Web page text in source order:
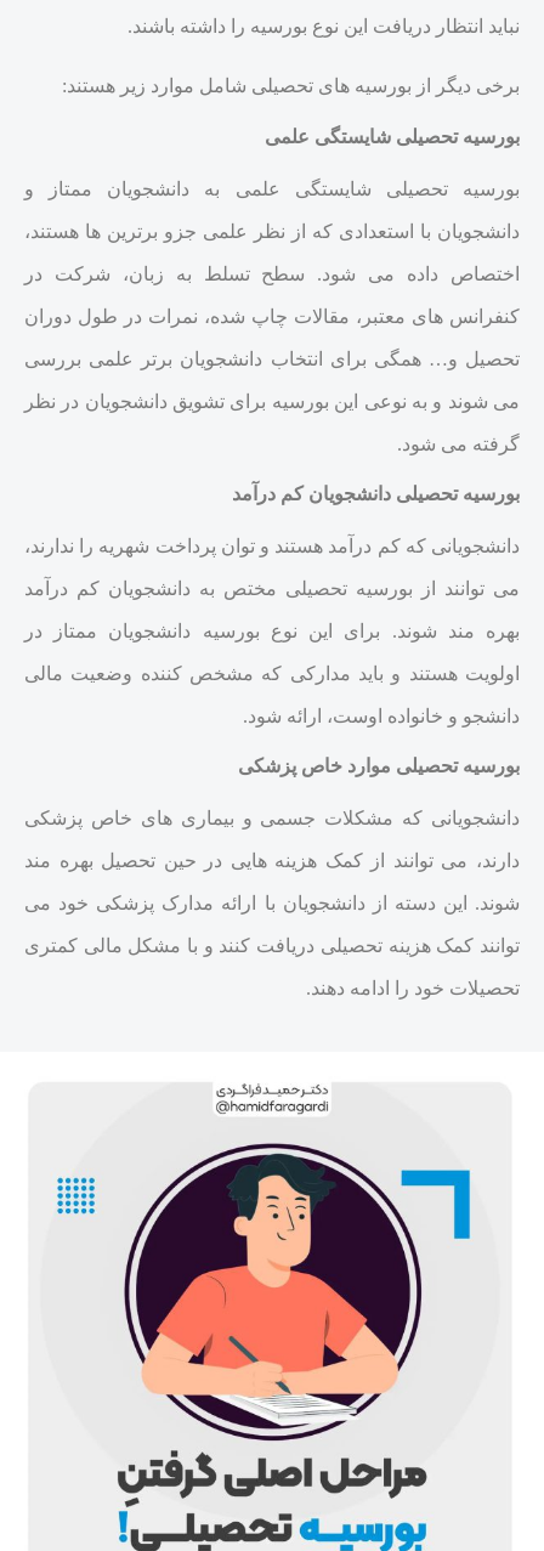
نباید انتظار دریافت این نوع بورسیه را داشته باشند.
برخی دیگر از بورسیه های تحصیلی شامل موارد زیر هستند:
بورسیه تحصیلی شایستگی علمی
بورسیه تحصیلی شایستگی علمی به دانشجویان ممتاز و
دانشجویان با استعدادی که از نظر علمی جزو برترین ها هستند،
اختصاص داده می شود. سطح تسلط به زبان، شرکت در
کنفرانس های معتبر، مقالات چاپ شده، نمرات در طول دوران
تحصیل و… همگی برای انتخاب دانشجویان برتر علمی بررسی
می شوند و به نوعی این بورسیه برای تشویق دانشجویان در نظر
گرفته می شود.
بورسیه تحصیلی دانشجویان کم درآمد
دانشجویانی که کم درآمد هستند و توان پرداخت شهریه را ندارند،
می توانند از بورسیه تحصیلی مختص به دانشجویان کم درآمد
بهره مند شوند. برای این نوع بورسیه دانشجویان ممتاز در
اولویت هستند و باید مدارکی که مشخص کننده وضعیت مالی
دانشجو و خانواده اوست، ارائه شود.
بورسیه تحصیلی موارد خاص پزشکی
دانشجویانی که مشکلات جسمی و بیماری های خاص پزشکی
دارند، می توانند از کمک هزینه هایی در حین تحصیل بهره مند
شوند. این دسته از دانشجویان با ارائه مدارک پزشکی خود می
توانند کمک هزینه تحصیلی دریافت کنند و با مشکل مالی کمتری
تحصیلات خود را ادامه دهند.